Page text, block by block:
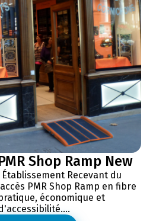
Shop Ramp New
Recevant du
PMR Shop Ramp en fibre
économique et